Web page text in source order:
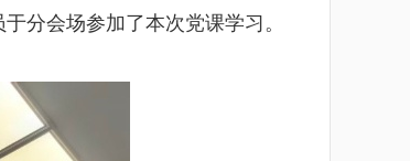
分会场参加了本次党课学习。